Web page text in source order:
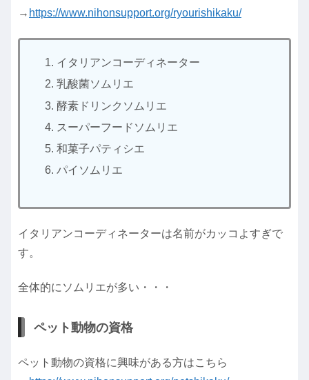
→ https://www.nihonsupport.org/ryourishikaku/
イタリアンコーディネーター
乳酸菌ソムリエ
酵素ドリンクソムリエ
スーパーフードソムリエ
和菓子パティシエ
パイソムリエ
イタリアンコーディネーターは名前がカッコよすぎで
す。
全体的にソムリエが多い・・・
ペット動物の資格
ペット動物の資格に興味がある方はこちら